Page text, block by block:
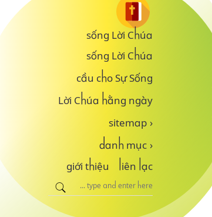
sống Lời Chúa
sống Lời Chúa
cầu cho Sự Sống
Lời Chúa hằng ngày
sitemap ›
danh mục ›
giới thiệu
liên lạc